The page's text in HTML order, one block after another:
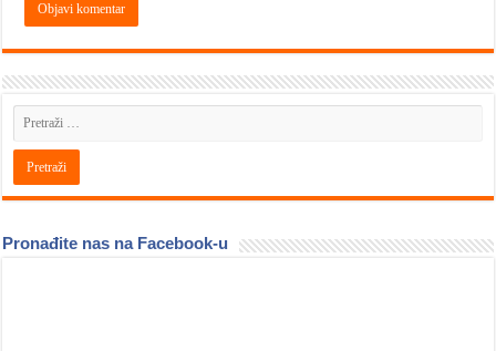
Pronađite nas na Facebook-u